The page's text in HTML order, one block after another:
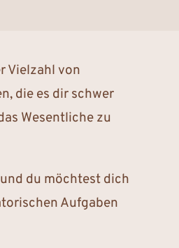
Vielzahl von
die es dir schwer
Wesentliche zu
du möchtest dich
Aufgaben